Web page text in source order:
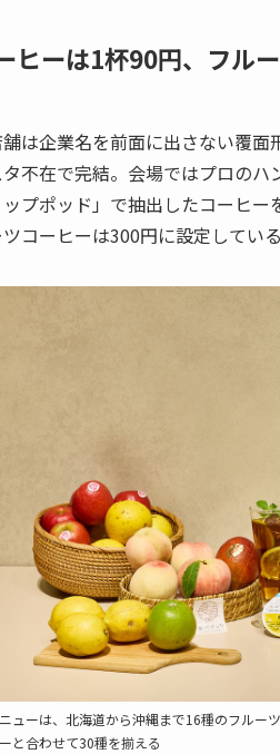
ヒーは1杯90円、フル
は企業名を前面に出さない覆面
不在で完結。会場ではプロの
ップポッド」で抽出したコーヒ
コーヒーは300円に設定している
ューは、北海道から沖縄まで16種のフルー
と合わせて30種を揃える